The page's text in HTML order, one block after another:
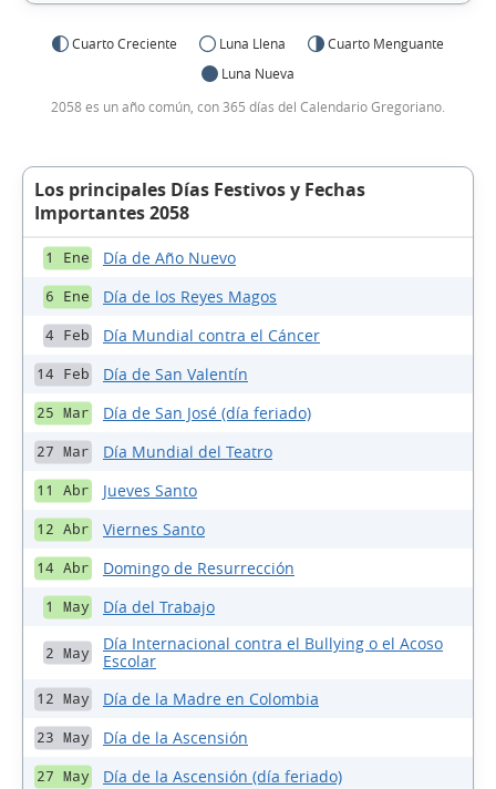
Cuarto Creciente Luna Llena
Cuarto Menguante
Luna Nueva
2058 es un año común, con 365 días del Calendario Gregoriano.
Los principales Días Festivos y Fechas
Importantes 2058
1 Ene Día de Año Nuevo
6 Ene Día de los Reyes Magos
4 Feb Día Mundial contra el Cáncer
14 Feb Día de San Valentín
25 Mar Día de San José (día feriado)
27 Mar Día Mundial del Teatro
11 Abr Jueves Santo
12 Abr Viernes Santo
14 Abr Domingo de Resurrección
1 May Día del Trabajo
2 May
Día Internacional contra el Bullying o el Acoso
Escolar
12 May Día de la Madre en Colombia
23 May Día de la Ascensión
27 May Día de la Ascensión (día feriado)